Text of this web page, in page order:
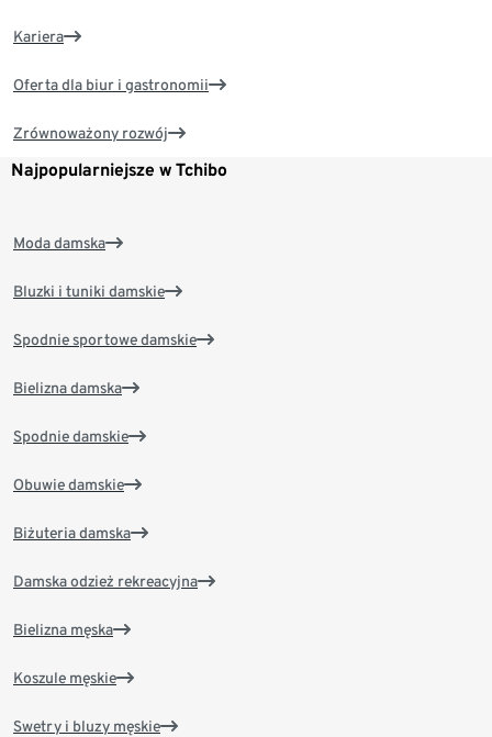
Kariera
Oferta dla biur i gastronomii
Zrównoważony rozwój
Najpopularniejsze w Tchibo
Moda damska
Bluzki i tuniki damskie
Spodnie sportowe damskie
Bielizna damska
Spodnie damskie
Obuwie damskie
Biżuteria damska
Damska odzież rekreacyjna
Bielizna męska
Koszule męskie
Swetry i bluzy męskie